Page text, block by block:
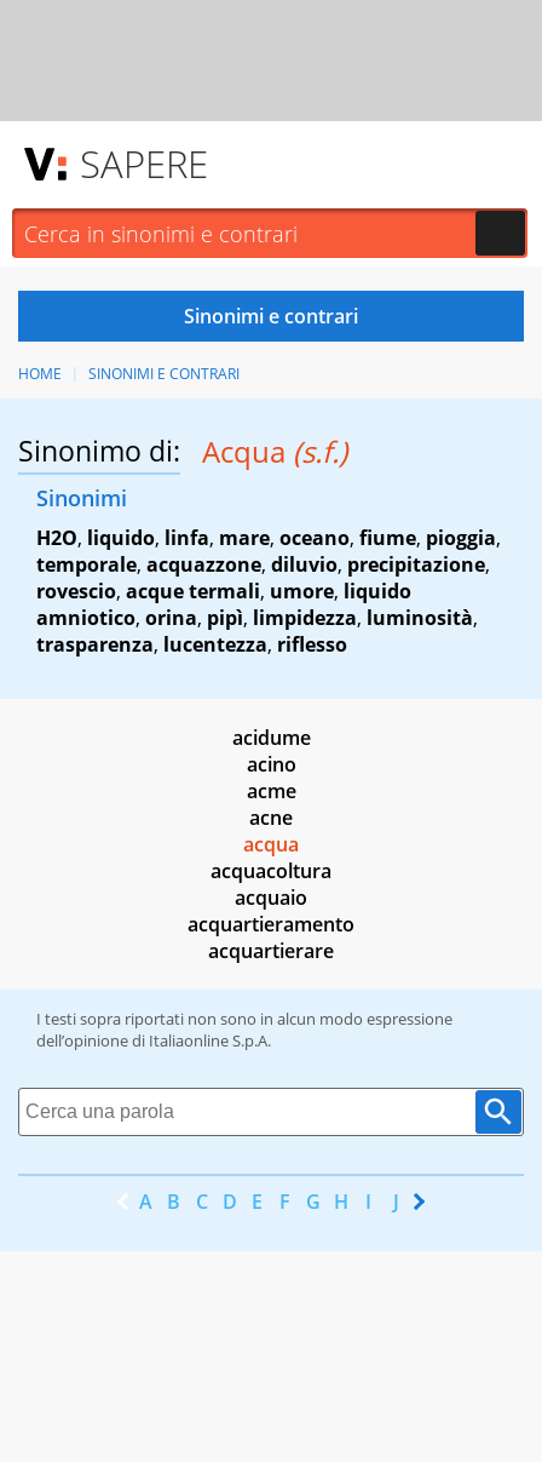
SAPERE
HOME SINONIMI E CONTRARI
Sinonimo di: Acqua (s.f.)
Sinonimi
H2O, liquido, linfa, mare, oceano, fiume, pioggia,
temporale, acquazzone, diluvio, precipitazione,
rovescio, acque termali, umore, liquido
amniotico, orina, pipì, limpidezza, luminosità,
trasparenza, lucentezza, riflesso
acidume
acino
acme
acne
acqua
acquacoltura
acquaio
acquartieramento
acquartierare
I testi sopra riportati non sono in alcun modo espressione
dell’opinione di Italiaonline S.p.A.
A B C D E F G H I J K